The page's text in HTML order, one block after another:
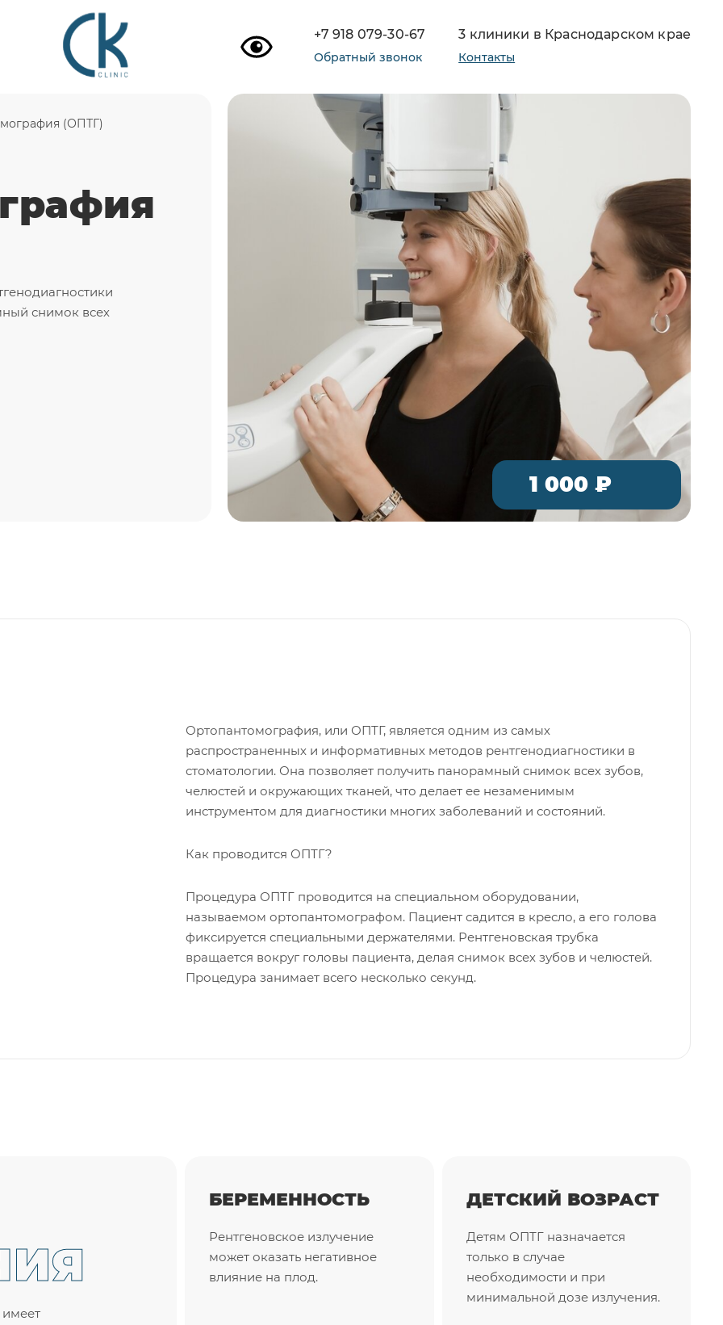
+7 918 079-30-67
Обратный звонок
3 клиники в Краснодарском крае
Контакты
(ОПТГ)
снимок всех
1 000 ₽
Ортопантомография, или ОПТГ, является одним из самых
распространенных и информативных методов рентгенодиагностики в
стоматологии. Она позволяет получить панорамный снимок всех зубов,
челюстей и окружающих тканей, что делает ее незаменимым
инструментом для диагностики многих заболеваний и состояний.
Как проводится ОПТГ?
Процедура ОПТГ проводится на специальном оборудовании,
называемом ортопантомографом. Пациент садится в кресло, а его голова
фиксируется специальными держателями. Рентгеновская трубка
вращается вокруг головы пациента, делая снимок всех зубов и челюстей.
Процедура занимает всего несколько секунд.
БЕРЕМЕННОСТЬ
Рентгеновское излучение
может оказать негативное
влияние на плод.
ДЕТСКИЙ ВОЗРАСТ
Детям ОПТГ назначается
только в случае
необходимости и при
минимальной дозе излучения.